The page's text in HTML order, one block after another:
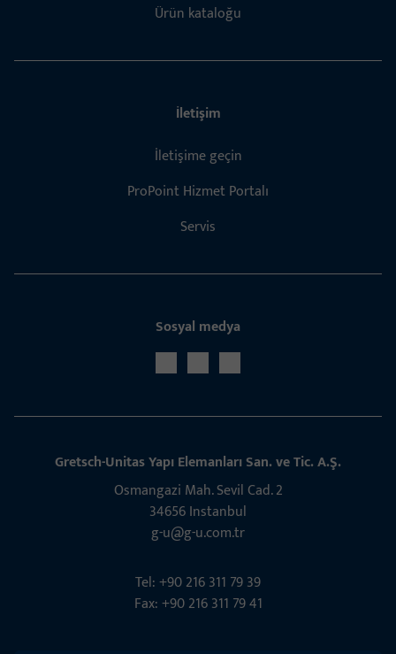
Ürün kataloğu
İletişim
İletişime geçin
ProPoint Hizmet Portalı
Servis
Sosyal medya
Gret­sch­-Unitas Yapı Elem­­anları San. ve Tic. A.Ş.
Osmangazi Mah. Sevil Cad. 2
34656 Instanbul
g-u@g-u.com.tr
Tel: +90 216 311 79 39
Fax: +90 216 311 79 41